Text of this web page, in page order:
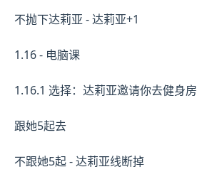
不抛下达莉亚 - 达莉亚+1
1.16 - 电脑课
1.16.1 选择：达莉亚邀请你去健身房
跟她5起去
不跟她5起 - 达莉亚线断掉